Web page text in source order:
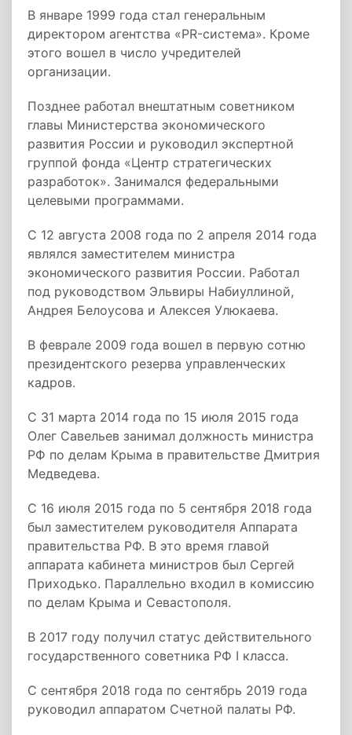
В январе 1999 года стал генеральным
директором агентства «PR-система». Кроме
этого вошел в число учредителей
организации.
Позднее работал внештатным советником
главы Министерства экономического
развития России и руководил экспертной
группой фонда «Центр стратегических
разработок». Занимался федеральными
целевыми программами.
С 12 августа 2008 года по 2 апреля 2014 года
являлся заместителем министра
экономического развития России. Работал
под руководством Эльвиры Набиуллиной,
Андрея Белоусова и Алексея Улюкаева.
В феврале 2009 года вошел в первую сотню
президентского резерва управленческих
кадров.
С 31 марта 2014 года по 15 июля 2015 года
Олег Савельев занимал должность министра
РФ по делам Крыма в правительстве Дмитрия
Медведева.
C 16 июля 2015 года по 5 сентября 2018 года
был заместителем руководителя Аппарата
правительства РФ. В это время главой
аппарата кабинета министров был Сергей
Приходько. Параллельно входил в комиссию
по делам Крыма и Севастополя.
В 2017 году получил статус действительного
государственного советника РФ I класса.
С сентября 2018 года по сентябрь 2019 года
руководил аппаратом Счетной палаты РФ.